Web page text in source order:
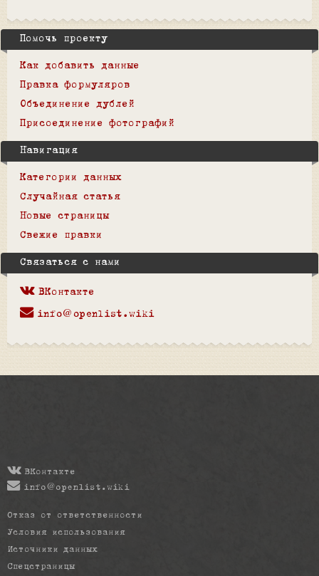
Помочь проекту
Как добавить данные
Правка формуляров
Объединение дублей
Присоединение фотографий
Навигация
Категории данных
Случайная статья
Новые страницы
Свежие правки
Связаться с нами
ВКонтакте
info@openlist.wiki
ВКонтакте
info@openlist.wiki
Отказ от ответственности
Условия использования
Источники данных
Спецстраницы